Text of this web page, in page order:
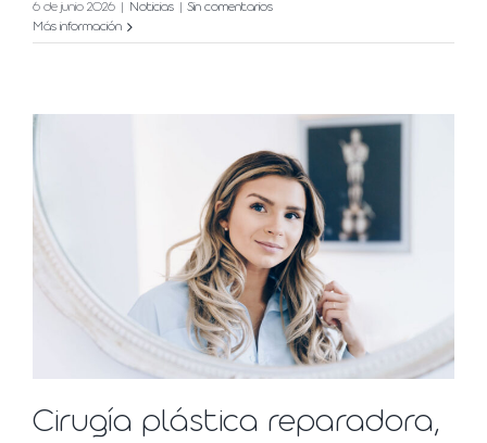
6 de junio 2026 Noticias
Sin comentarios
Más información
Cirugía plástica reparadora,